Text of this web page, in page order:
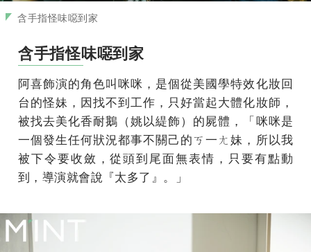
含手指怪味噁到家
含手指怪味噁到家
阿喜飾演的角色叫咪咪，是個從美國學特效化妝回
台的怪妹，因找不到工作，只好當起大體化妝師，
被找去美化香耐鵝（姚以緹飾）的屍體，「咪咪是
一個發生任何狀況都事不關己的ㄎ一ㄤ妹，所以我
被下令要收斂，從頭到尾面無表情，只要有點動
到，導演就會說『太多了』。」